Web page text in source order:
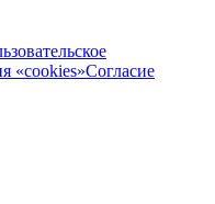
«cookies»Согласие